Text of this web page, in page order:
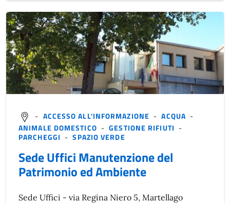
- ACCESSO ALL'INFORMAZIONE -ACQUA -
ANIMALE DOMESTICO -GESTIONE RIFIUTI -
PARCHEGGI -SPAZIO VERDE
Sede Uffici Manutenzione del
Patrimonio ed Ambiente
Sede Uffici - via Regina Niero 5, Martellago